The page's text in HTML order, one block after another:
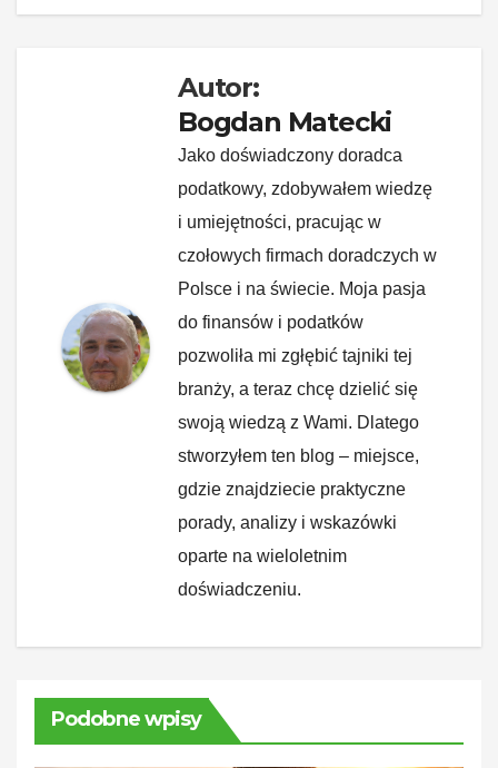
o
k
Autor:
Bogdan Matecki
Jako doświadczony doradca
podatkowy, zdobywałem wiedzę
i umiejętności, pracując w
czołowych firmach doradczych w
Polsce i na świecie. Moja pasja
do finansów i podatków
pozwoliła mi zgłębić tajniki tej
branży, a teraz chcę dzielić się
swoją wiedzą z Wami. Dlatego
stworzyłem ten blog – miejsce,
gdzie znajdziecie praktyczne
porady, analizy i wskazówki
oparte na wieloletnim
doświadczeniu.
Podobne wpisy